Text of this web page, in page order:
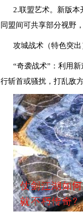
2.联盟艺术。新版本
同盟间可共享部分视野
攻城战术（特色突出
“奇袭战术”：利用
行斩首或骚扰，打乱敌方